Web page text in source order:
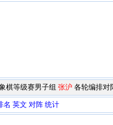
棋等级赛男子组 张沪 各轮编排对
名 英文 对阵 统计